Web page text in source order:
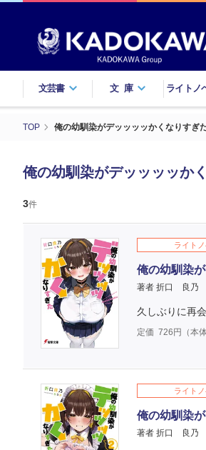
文芸書 文庫 ライトノ
TOP 俺の幼馴染がデッッッッかくなりすぎ
俺の幼馴染がデッッッッか
3件
ライト
俺の幼馴染
著者 折口 良乃
久しぶりに再
定価 726 円（本
ライト
俺の幼馴染
著者 折口 良乃